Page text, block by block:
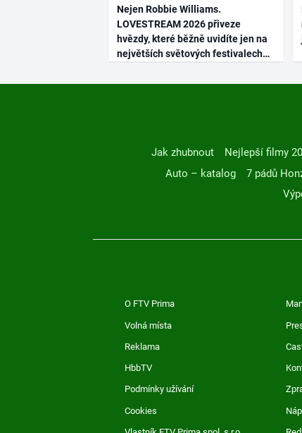
Nejen Robbie Williams.
LOVESTREAM 2026 přiveze
hvězdy, které běžně uvidíte jen na
největších světových festivalech
Jak zhubnout Nejlepší filmy
Auto – katalog
7 pádů
O FTV Prima
Volná místa
Reklama
HbbTV
Podmínky užívání
Cookies